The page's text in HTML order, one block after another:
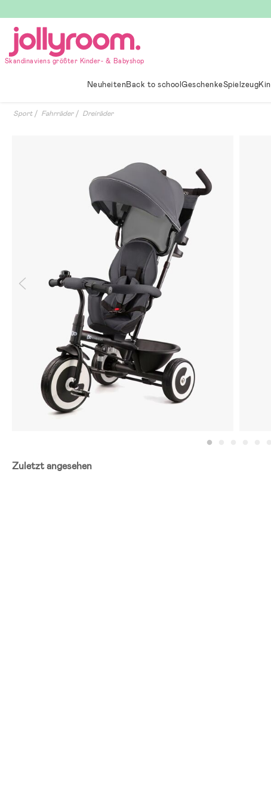
till
innehållet
Skandinaviens größter Kinder- & Babyshop
NeuheitenBack to schoolGeschenkeSpielzeug
Sport Fahrräder Dreiräder
Zuletzt angesehen